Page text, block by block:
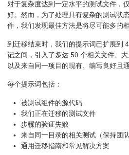
对于复杂度达到一定水平的测试文件，
好。然而，为了处理具有复杂的测试状
件，我们发现最佳方法是将尽可能多的
到迁移结束时，我们的提示词已扩展到
记之间，引入了多达 50 个相关文件、
以及来自同一项目的现有、编写良好且
每个提示词包括：
被测试组件的源代码
我们正在迁移的测试文件
步骤的验证失败
来自同一目录的相关测试（保持团队
通用迁移指南和常见解决方案